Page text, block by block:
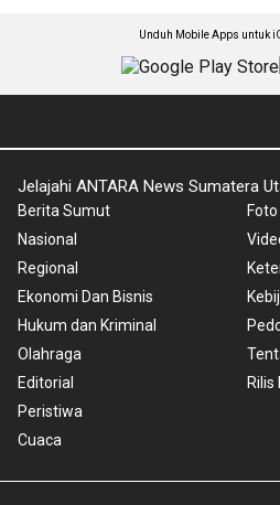
Unduh Mobile Apps untuk
Jelajahi ANTARA News Sumatera
Berita Sumut
Nasional
Regional
Ekonomi Dan Bisnis
Hukum dan Kriminal
Olahraga
Editorial
Peristiwa
Cuaca
Foto
Rilis